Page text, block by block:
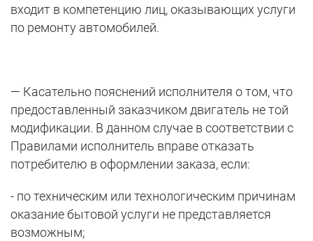
входит в компетенцию лиц, оказывающих услуги
по ремонту автомобилей.
— Касательно пояснений исполнителя о том, что
предоставленный заказчиком двигатель не той
модификации. В данном случае в соответствии с
Правилами исполнитель вправе отказать
потребителю в оформлении заказа, если:
- по техническим или технологическим причинам
оказание бытовой услуги не представляется
возможным;